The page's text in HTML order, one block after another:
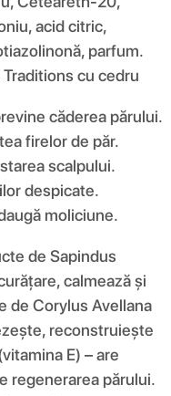
acid citric,
parfum.
cu cedru
căderea părului.
firelor de păr.
scalpului.
despicate.
moliciune.
de Sapindus
calmează și
de Corylus Avellana
reconstruiește
E) – are
regenerarea părului.